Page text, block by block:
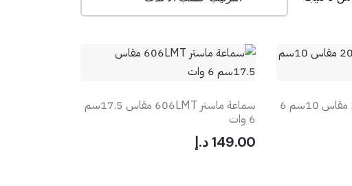
سماعة ماستر 206LMT مقاس 10سم 6
سماعة ماستر 606LMT مقاس 17.5سم
6 وات
149.00 د.إ